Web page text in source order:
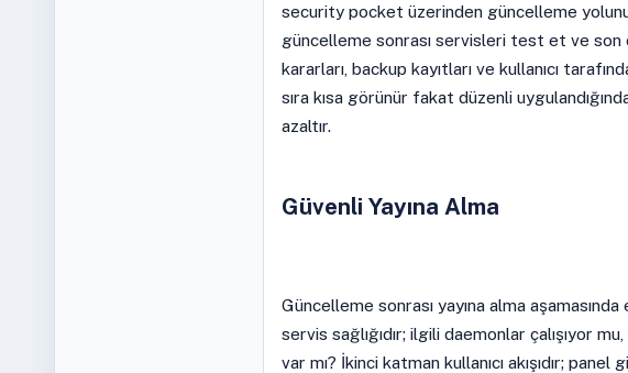
security pocket üzerinden güncelleme
güncelleme sonrası servisleri test et ve
kararları, backup kayıtları ve kullanıcı
sıra kısa görünür fakat düzenli
azaltır.
Güvenli Yayına Alma
Güncelleme sonrası yayına alma
servis sağlığıdır; ilgili daemonlar çalışıyor
var mı? İkinci katman kullanıcı akışıdır;